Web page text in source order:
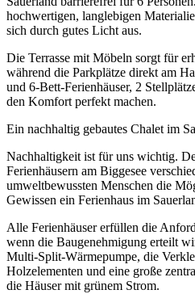
hochwertigen, langlebigen
sich durch gutes Licht aus.
Die Terrasse mit Möbeln sorgt für
während die Parkplätze direkt am
und 6-Bett-Ferienhäuser, 2
den Komfort perfekt machen.
Ein nachhaltig gebautes Chalet im
Nachhaltigkeit ist für uns wichtig.
Ferienhäusern am Biggesee
umweltbewussten Menschen die
Gewissen ein Ferienhaus im
Alle Ferienhäuser erfüllen die
wenn die Baugenehmigung erteilt
Multi-Split-Wärmepumpe, die
Holzelementen und eine große
die Häuser mit grünem Strom.